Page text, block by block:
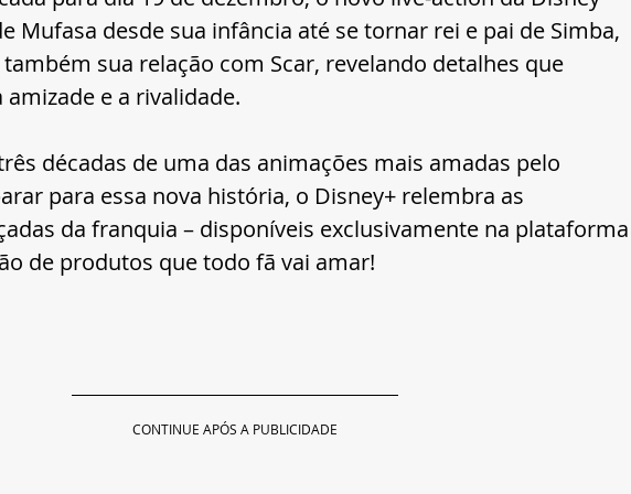
Mufasa desde sua infância até se tornar rei e pai de Simba,
sua relação com Scar, revelando detalhes que
e a rivalidade.
décadas de uma das animações mais amadas pelo
para essa nova história, o Disney+ relembra as
da franquia – disponíveis exclusivamente na plataforma
de produtos que todo fã vai amar!
CONTINUE APÓS A PUBLICIDADE